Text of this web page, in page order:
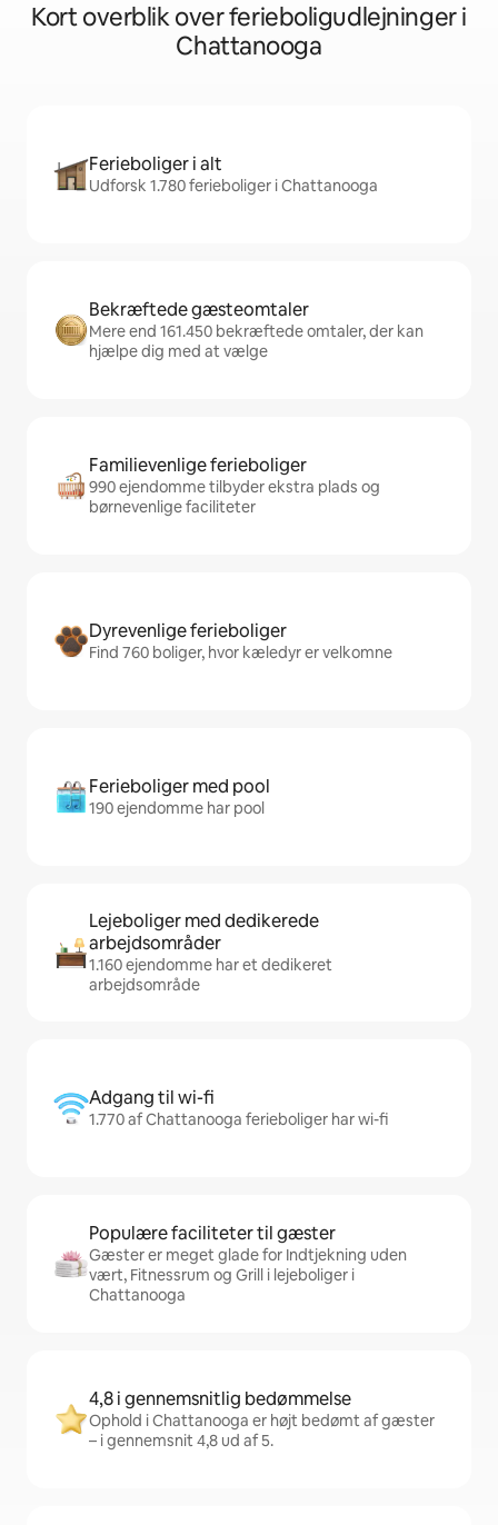
Kort overblik over ferieboligudlejninger i
Chattanooga
Ferieboliger i alt
Udforsk 1.780 ferieboliger i Chattanooga
Bekræftede gæsteomtaler
Mere end 161.450 bekræftede omtaler, der kan
hjælpe dig med at vælge
Familievenlige ferieboliger
990 ejendomme tilbyder ekstra plads og
børnevenlige faciliteter
Dyrevenlige ferieboliger
Find 760 boliger, hvor kæledyr er velkomne
Ferieboliger med pool
190 ejendomme har pool
Lejeboliger med dedikerede
arbejdsområder
1.160 ejendomme har et dedikeret
arbejdsområde
Adgang til wi-fi
1.770 af Chattanooga ferieboliger har wi-fi
Populære faciliteter til gæster
Gæster er meget glade for Indtjekning uden
vært, Fitnessrum og Grill i lejeboliger i
Chattanooga
4,8 i gennemsnitlig bedømmelse
Ophold i Chattanooga er højt bedømt af gæster
– i gennemsnit 4,8 ud af 5.